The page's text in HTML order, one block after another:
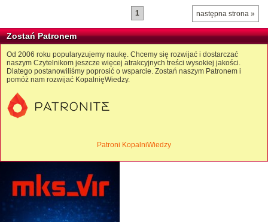
następna strona »
1
Zostań Patronem
Od 2006 roku popularyzujemy naukę. Chcemy się rozwijać i dostarczać
naszym Czytelnikom jeszcze więcej atrakcyjnych treści wysokiej jakości.
Dlatego postanowiliśmy poprosić o wsparcie. Zostań naszym Patronem i
pomóż nam rozwijać KopalnięWiedzy.
Patroni KopalniWiedzy